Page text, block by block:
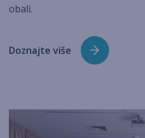
obali.
Doznajte više